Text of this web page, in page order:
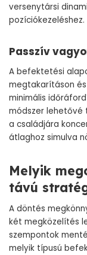
versenytársi
pozíciókezeléshez.
Passzív
A befektetési
megtakarításon
minimális
módszer lehetővé
a családjára
átlaghoz simulva
Melyik
távú
A döntés
két megközelítés
szempontok
melyik típusú